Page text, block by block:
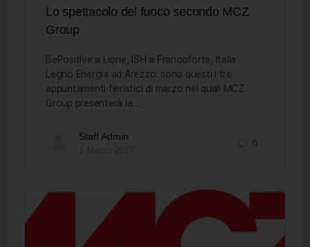
Lo spettacolo del fuoco secondo MCZ
Group
BePositive a Lione, ISH a Francoforte, Italia
Legno Energia ad Arezzo: sono questi i tre
appuntamenti fieristici di marzo nei quali MCZ
Group presenterà la…
Staff Admin
0